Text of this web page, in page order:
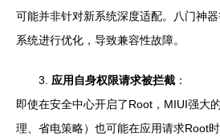
可能并非针对新系统深度适配。八门神
系统进行优化，导致兼容性故障。
3. 应用自身权限请求被拦截 ：
即使在安全中心开启了Root，MIUI强大
理、省电策略）也可能在应用请求Root